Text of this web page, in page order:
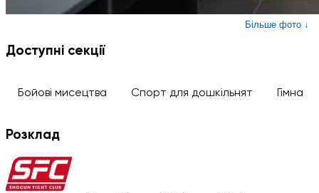
Більше фото ↓
Доступні секції
Бойові мисецтва Спорт для дошкільнят
Розклад